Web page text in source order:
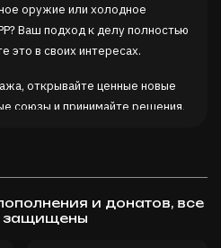
оружие или холодное
Ваш подход к делу полностью
это в своих интересах.
открывайте ценные новые
союзы и принимайте решения,
и увидеть один из нескольких
по какой-то причине и
и донатов, все
защищены